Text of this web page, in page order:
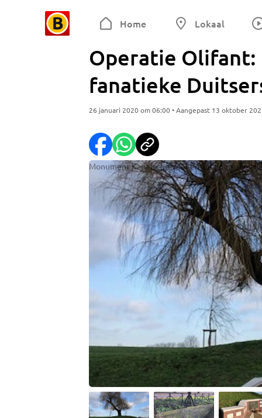
Home Lokaal
Operatie Olifant:
fanatieke
26 januari 2020 om 06:00 • Aangepast 13 oktober
Monument Kapelsche Veer en 'de boom die